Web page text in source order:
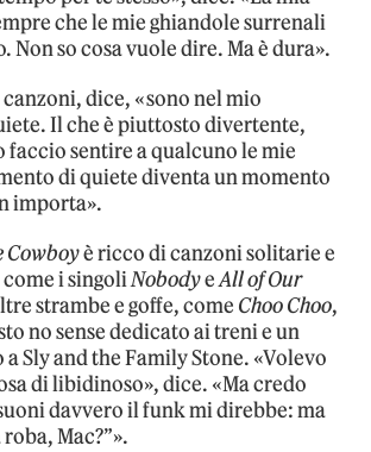
che le mie ghiandole surrenali
Non so cosa vuole dire. Ma è dura».
dice, «sono nel mio
Il che è piuttosto divertente,
faccio sentire a qualcuno le mie
di quiete diventa un momento
importa».
Cowboyè ricco di canzoni solitarie e
i singoliNobodyeAll of Our
strambe e goffe, come Choo Choo,
no sense dedicato ai treni e un
Sly and the Family Stone. «Volevo
di libidinoso», dice. «Ma credo
davvero il funk mi direbbe: ma
Mac?”».